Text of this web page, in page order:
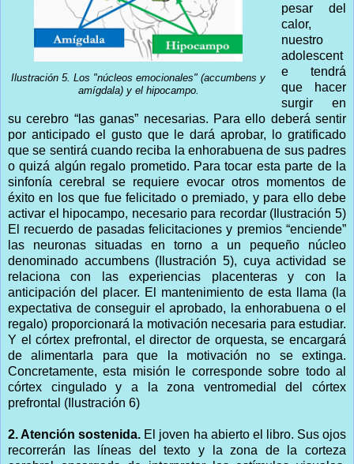
Ilustración 5. Los "núcleos emocionales" (accumbens y
amígdala) y el hipocampo.
pesar del
calor,
nuestro
adolescent
e tendrá
que hacer
surgir en
su cerebro “las ganas” necesarias. Para ello deberá sentir
por anticipado el gusto que le dará aprobar, lo gratificado
que se sentirá cuando reciba la enhorabuena de sus padres
o quizá algún regalo prometido. Para tocar esta parte de la
sinfonía cerebral se requiere evocar otros momentos de
éxito en los que fue felicitado o premiado, y para ello debe
activar el hipocampo, necesario para recordar (Ilustración 5)
El recuerdo de pasadas felicitaciones y premios “enciende”
las neuronas situadas en torno a un pequeño núcleo
denominado accumbens (Ilustración 5), cuya actividad se
relaciona con las experiencias placenteras y con la
anticipación del placer. El mantenimiento de esta llama (la
expectativa de conseguir el aprobado, la enhorabuena o el
regalo) proporcionará la motivación necesaria para estudiar.
Y el córtex prefrontal, el director de orquesta, se encargará
de alimentarla para que la motivación no se extinga.
Concretamente, esta misión le corresponde sobre todo al
córtex cingulado y a la zona ventromedial del córtex
prefrontal (Ilustración 6)
2. Atención sostenida. El joven ha abierto el libro. Sus ojos
recorrerán las líneas del texto y la zona de la corteza